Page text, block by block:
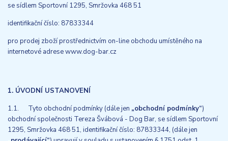
se sídlem Sportovní 1295, Smržovka 468 51
identifikační číslo: 87833344
pro prodej zboží prostřednictvím on-line obchodu umístěného na
internetové adrese www.dog-bar.cz
1. ÚVODNÍ USTANOVENÍ
1.1. Tyto obchodní podmínky (dále jen „obchodní podmínky“)
obchodní společnosti Tereza Švábová - Dog Bar, se sídlem Sportovní
1295, Smržovka 468 51, identifikační číslo: 87833344, (dále jen